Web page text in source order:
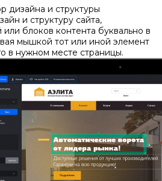
дизайна и структуры
и структуру сайта,
блоков контента буквально в
мышкой тот или иной элемент
в нужном месте страницы.